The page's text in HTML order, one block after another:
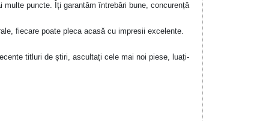
puncte. Îți garantăm întrebări bune, concurență
fiecare poate pleca acasă cu impresii excelente.
titluri de știri, ascultați cele mai noi piese, luați-